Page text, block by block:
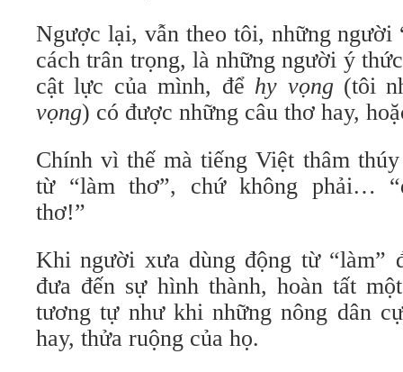
Ngược lại, vẫn theo tôi, những người
cách trân trọng, là những người ý
cật lực của mình, để hy vọng (tôi
vọng) có được những câu thơ hay,
Chính vì thế mà tiếng Việt thâm
từ “làm thơ”, chứ không phải…
thơ!”
Khi người xưa dùng động từ “làm”
đưa đến sự hình thành, hoàn tất
tương tự như khi những nông dân
hay, thửa ruộng của họ.